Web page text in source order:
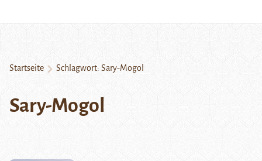
Startseite Schlagwort: Sary-Mogol
Sary-Mogol